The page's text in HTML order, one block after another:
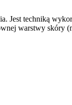
Jest techniką
warstwy skóry